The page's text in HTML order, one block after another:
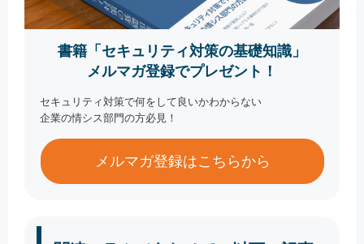
書籍「セキュリティ対策の基礎知識」
メルマガ登録でプレゼント！
セキュリティ対策で何をして良いかわからない
企業の情シス部門の方必見！
メルマガ登録はこちらから